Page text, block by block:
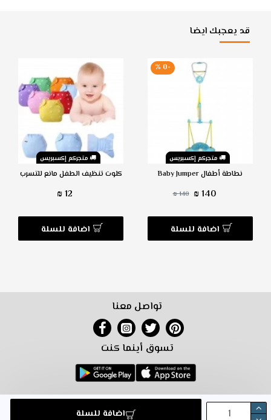
اضافة للسلة
قد يعجبك ايضا
متجركم إكسبريس
-0 %
نطاطة أطفال Baby Jumper
140 ₪
140 ₪
اضافة للسلة
متجركم إكسبريس
كلوت تنظيف الطفل مانع للتسرب
12 ₪
اضافة للسلة
تواصل معنا
تسوق أينما كنت
خريطة الموقع شروط البيع معنا